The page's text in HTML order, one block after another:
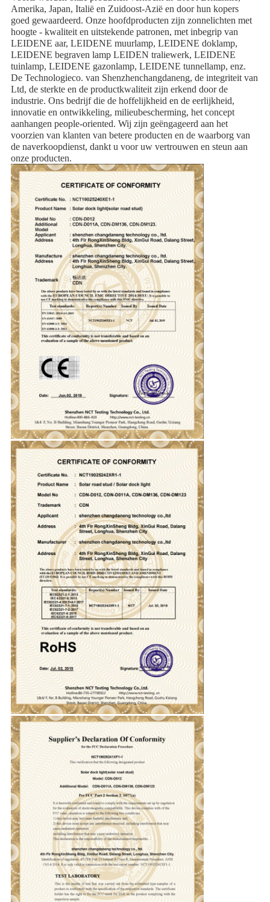
Amerika, Japan, Italië en Zuidoost-Azië en door hun kopers
goed gewaardeerd. Onze hoofdproducten zijn zonnelichten met
hoogte - kwaliteit en uitstekende patronen, met inbegrip van
LEIDENE aar, LEIDENE muurlamp, LEIDENE doklamp,
LEIDENE begraven lamp LEIDEN traliewerk, LEIDENE
tuinlamp, LEIDENE gazonlamp, LEIDENE tunnellamp, enz.
De Technologieco. van Shenzhenchangdaneng, de integriteit van
Ltd, de sterkte en de productkwaliteit zijn erkend door de
industrie. Ons bedrijf die de hoffelijkheid en de eerlijkheid,
innovatie en ontwikkeling, milieubescherming, het concept
aanhangen people-oriented. Wij zijn geëngageerd aan het
voorzien van klanten van betere producten en de waarborg van
de naverkoopdienst, dankt u voor uw vertrouwen en steun aan
onze producten.